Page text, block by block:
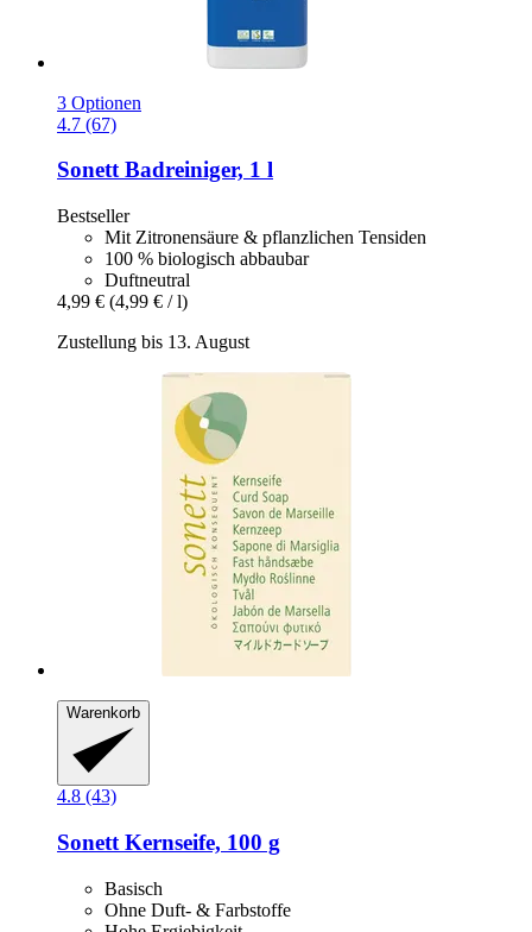
3 Optionen
4.7 (67)
SonettBadreiniger, 1 l
Bestseller
Mit Zitronensäure & pflanzlichen Tensiden
100 % biologisch abbaubar
Duftneutral
4,99 € (4,99 € / l)
Zustellung bis 13. August
Warenkorb
4.8 (43)
Sonett Kernseife, 100 g
Basisch
Ohne Duft- & Farbstoffe